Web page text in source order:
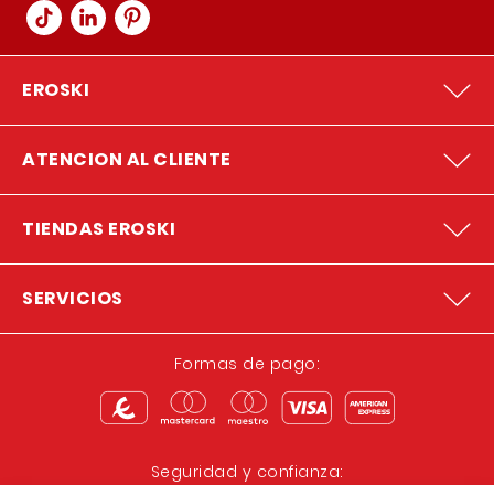
EROSKI
ATENCION AL CLIENTE
TIENDAS EROSKI
SERVICIOS
Formas de pago:
Seguridad y confianza: